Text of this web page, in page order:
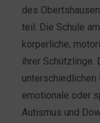
des
teil. Die Schule
körperliche,
ihrer Schützlinge.
emotionale oder
Autismus und